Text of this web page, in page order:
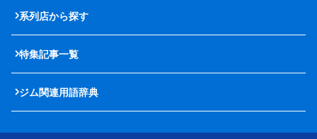
系列店から探す
特集記事一覧
ジム関連用語辞典